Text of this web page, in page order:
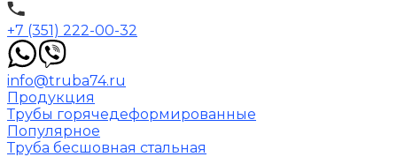
+7 (351) 222-00-32
info@truba74.ru
Продукция
Трубы горячедеформированные
Популярное
Труба бесшовная стальная